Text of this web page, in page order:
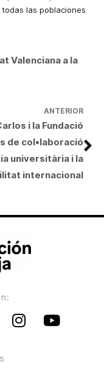
las poblaciones
ANTERIOR
i la Fundació
de col•laboració
universitària i la
internacional
Valenciana a la